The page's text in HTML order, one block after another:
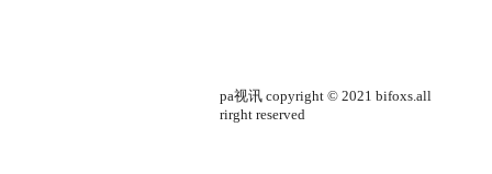
pa视讯 copyright © 2021 bifoxs.all
rirght reserved